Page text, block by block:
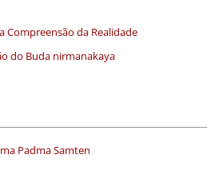
Compreensão da Realidade
do Buda nirmanakaya
Padma Samten